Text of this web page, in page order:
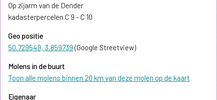
Op zijarm van de Dender
kadasterpercelen C 9 - C 10
Geo positie
50.729549, 3.859739(Google Streetview)
Molens in de buurt
Toon alle molens binnen 20 km van deze molen op de kaart
Eigenaar